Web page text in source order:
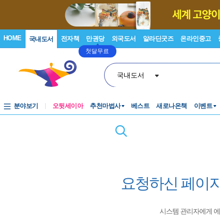
HOME 국내도서 전자책 만권당
첫달무료
외국도서 알라딘굿즈 온라인중고
국내도서
분야보기 오뒷세이아 추천마법사 베스트 새로나온책 이벤트
요청하신 페이
시스템 관리자에게